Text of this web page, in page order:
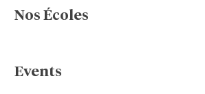
Nos Écoles
Events